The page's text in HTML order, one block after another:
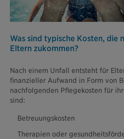
Was sind typische Kosten, die
Eltern zukommen?
Nach einem Unfall entsteht für
finanzieller Aufwand in Form von
nachfolgenden Pflegekosten für
sind:
Betreuungskosten
Therapien oder